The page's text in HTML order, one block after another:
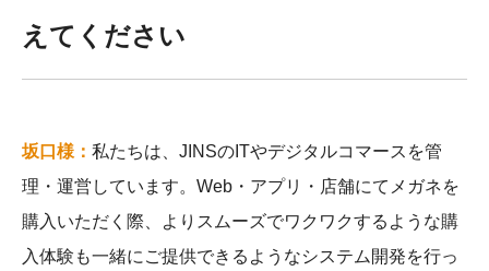
えてください
坂口様： 私たちは、JINSのITやデジタルコマースを管
理・運営しています。Web・アプリ・店舗にてメガネを
購入いただく際、よりスムーズでワクワクするような購
入体験も一緒にご提供できるようなシステム開発を行っ